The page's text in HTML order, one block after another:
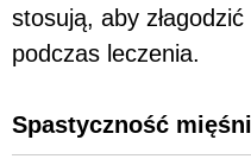
stosują, aby
podczas leczenia.
Spastyczność mięśni